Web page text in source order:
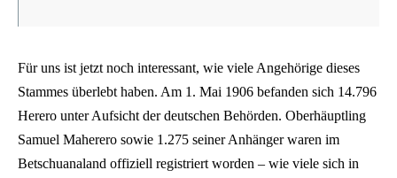
Für uns ist jetzt noch interessant, wie viele Angehörige dieses
Stammes überlebt haben. Am 1. Mai 1906 befanden sich 14.796
Herero unter Aufsicht der deutschen Behörden. Oberhäuptling
Samuel Maherero sowie 1.275 seiner Anhänger waren im
Betschuanaland offiziell registriert worden – wie viele sich in